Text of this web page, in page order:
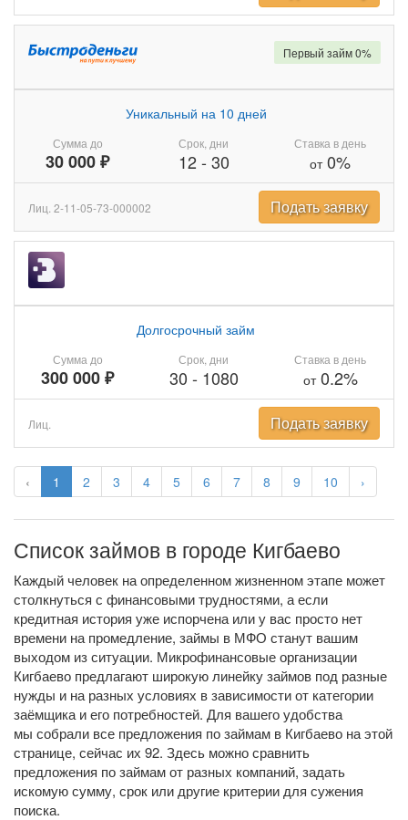
‹ 1 2 3 4 5 6 7 8 9 10 ›
Сумма до
30 000 ₽
Уникальный на 10 дней
Срок, дни
12- 30
Ставка в день
от0%
Первый займ 0%
Лиц. 2-11-05-73-000002 Подать заявку
Сумма до
300 000 ₽
Долгосрочный займ
Срок, дни
30 - 1080
Ставка в день
от0.2%
Лиц. Подать заявку
Список займов в городе Кигбаево
Каждый человек на определенном жизненном этапе может
столкнуться с финансовыми трудностями, а если
кредитная история уже испорчена или у вас просто нет
времени на промедление, займы в МФО станут вашим
выходом из ситуации. Микрофинансовые организации
Кигбаево предлагают широкую линейку займов под разные
нужды и на разных условиях в зависимости от категории
заёмщика и его потребностей. Для вашего удобства
мы собрали все предложения по займам в Кигбаево на этой
странице, сейчас их 92. Здесь можно сравнить
предложения по займам от разных компаний, задать
искомую сумму, срок или другие критерии для сужения
поиска.